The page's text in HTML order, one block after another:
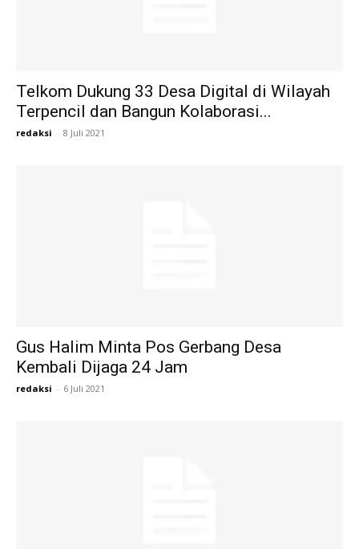
Telkom Dukung 33 Desa Digital di Wilayah
Terpencil dan Bangun Kolaborasi...
redaksi - 8 Juli 2021
Gus Halim Minta Pos Gerbang Desa
Kembali Dijaga 24 Jam
redaksi - 6 Juli 2021